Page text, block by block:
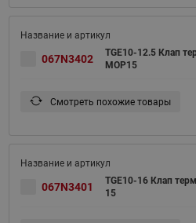
067N3402
TGE10-12.5 Клап
MOP15
Смотреть похожие товары
067N3401
TGE10-16 Клап
15